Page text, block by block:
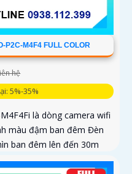
P2C-M4F4 FULL COLOR
hệ
5%-35%
là dòng camera wifi
màu đậm ban đêm Đèn
ban đêm lên đến 30m
độ phân giải 4